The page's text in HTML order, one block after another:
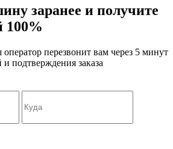
заранее и получите
100%
оператор перезвонит вам через 5 минут
и подтверждения заказа